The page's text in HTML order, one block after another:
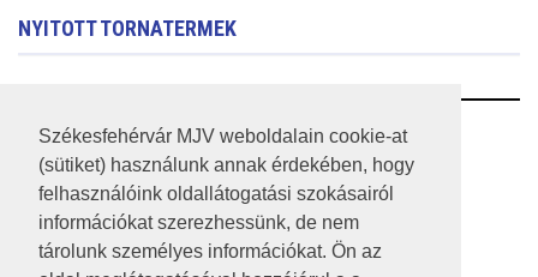
Székesfehérvár MJV weboldalain cookie-at
(sütiket) használunk annak érdekében, hogy
felhasználóink oldallátogatási szokásairól
információkat szerezhessünk, de nem
tárolunk személyes információkat. Ön az
NYITOTT TORNATERMEK
RSS
A HONLAP 2017.03.31-I ÁLLAPOTA
JOGI NYILATKOZAT